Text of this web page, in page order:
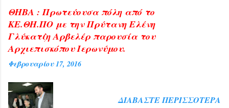
ΘΗΒΑ : Πρωτεύουσα πόλη από το
ΚΕ.ΘΗ.ΠΟ με την Πρύτανη Ελένη
Γλύκατζη Αρβελέρ παρουσία του
Αρχιεπισκόπου Ιερωνύμου.
Φεβρουαρίου 17, 2016
ΔΙΑΒΆΣΤΕ ΠΕΡΙΣΣΌΤΕΡΑ